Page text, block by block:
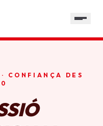
CONFIANÇA DES